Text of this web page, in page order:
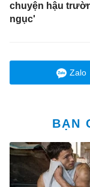
chuyện hậu
ngục'
Zalo
BẠN